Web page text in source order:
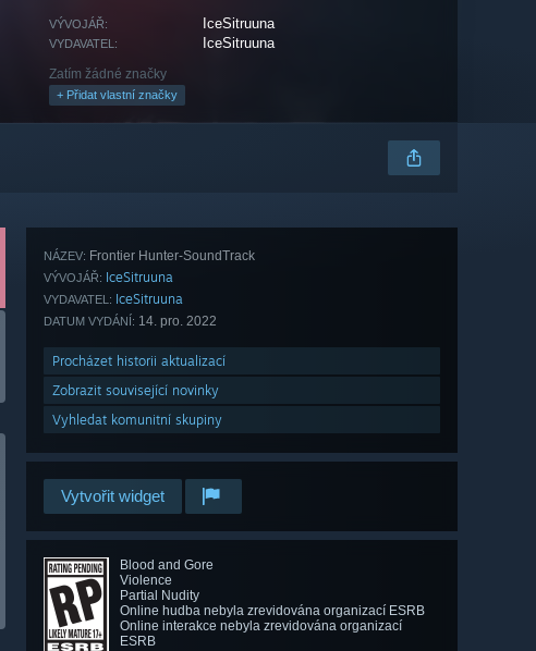
VÝVOJÁŘ: IceSitruuna
VYDAVATEL: IceSitruuna
Zatím žádné značky
+ Přidat vlastní značky
NÁZEV: Frontier Hunter-SoundTrack
VÝVOJÁŘ: IceSitruuna
VYDAVATEL: IceSitruuna
DATUM VYDÁNÍ: 14. pro. 2022
Procházet historii aktualizací
Zobrazit související novinky
Vyhledat komunitní skupiny
Vytvořit widget
Blood and Gore
Violence
Partial Nudity
Online hudba nebyla zrevidována organizací ESRB
Online interakce nebyla zrevidována organizací
ESRB